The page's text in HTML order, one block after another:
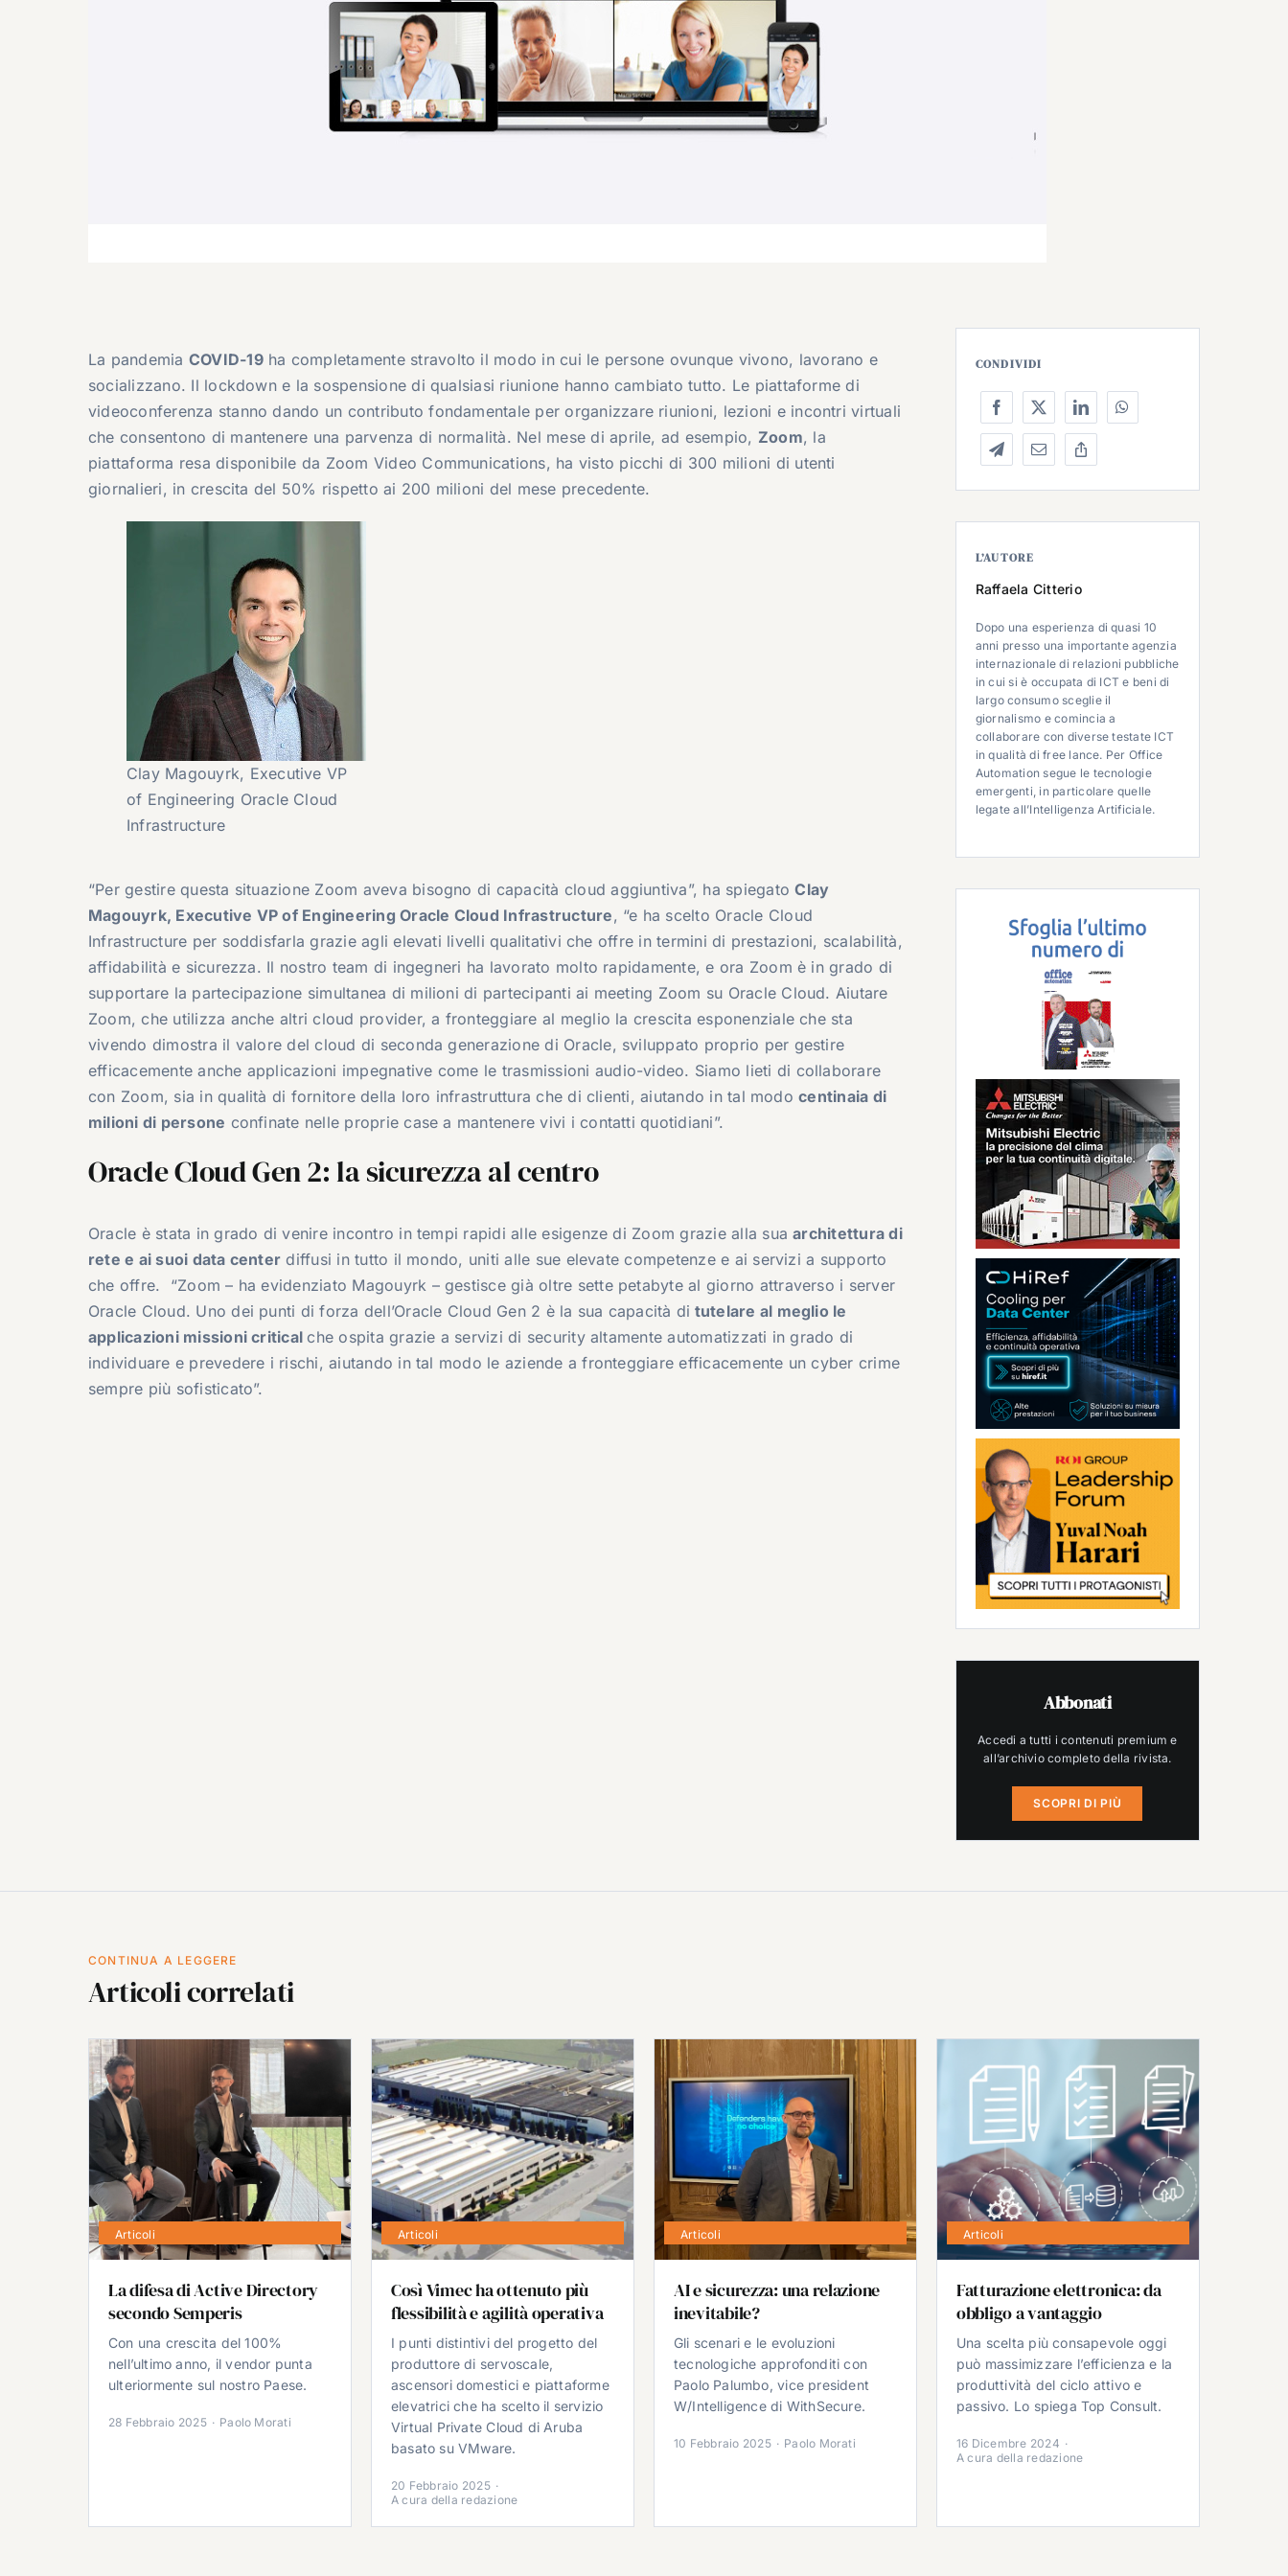
La pandemia COVID-19ha completamente stravolto il modo in cui le persone ovunque vivono, lavorano e
socializzano. Il lockdown e la sospensione di qualsiasi riunione hanno cambiato tutto. Le piattaforme di
videoconferenza stanno dando un contributo fondamentale per organizzare riunioni, lezioni e incontri virtuali
che consentono di mantenere una parvenza di normalità. Nel mese di aprile, ad esempio, Zoom, la
piattaforma resa disponibile da Zoom Video Communications, ha visto picchi di 300 milioni di utenti
giornalieri, in crescita del 50% rispetto ai 200 milioni del mese precedente.
Clay Magouyrk, Executive VP
of Engineering Oracle Cloud
Infrastructure
“Per gestire questa situazione Zoom aveva bisogno di capacità cloud aggiuntiva”, ha spiegatoClay
Magouyrk, Executive VP of Engineering Oracle Cloud Infrastructure, “e ha scelto Oracle Cloud
Infrastructure per soddisfarla grazie agli elevati livelli qualitativi che offre in termini di prestazioni, scalabilità,
affidabilità e sicurezza. Il nostro team di ingegneri ha lavorato molto rapidamente, e ora Zoom è in grado di
supportare la partecipazione simultanea di milioni di partecipanti ai meeting Zoom su Oracle Cloud. Aiutare
Zoom, che utilizza anche altri cloud provider, a fronteggiare al meglio la crescita esponenziale che sta
vivendo dimostra il valore del cloud di seconda generazione di Oracle, sviluppato proprio per gestire
efficacemente anche applicazioni impegnative come le trasmissioni audio-video. Siamo lieti di collaborare
con Zoom, sia in qualità di fornitore della loro infrastruttura che di clienti, aiutando in tal modocentinaia di
milioni di persone confinate nelle proprie case a mantenere vivi i contatti quotidiani”.
Oracle Cloud Gen 2: la sicurezza al centro
Oracle è stata in grado di venire incontro in tempi rapidi alle esigenze di Zoom grazie alla suaarchitettura di
rete e ai suoi data center diffusi in tutto il mondo, uniti alle sue elevate competenze e ai servizi a supporto
che offre. “Zoom – ha evidenziato Magouyrk – gestisce già oltre sette petabyte al giorno attraverso i server
Oracle Cloud. Uno dei punti di forza dell’Oracle Cloud Gen 2 è la sua capacità di tutelare al meglio le
applicazioni missioni criticalche ospita grazie a servizi di security altamente automatizzati in grado di
individuare e prevedere i rischi, aiutando in tal modo le aziende a fronteggiare efficacemente un cyber crime
sempre più sofisticato”.
CONDIVIDI
L’AUTORE
Raffaela Citterio
Dopo una esperienza di quasi 10
anni presso una importante agenzia
internazionale di relazioni pubbliche
in cui si è occupata di ICT e beni di
largo consumo sceglie il
giornalismo e comincia a
collaborare con diverse testate ICT
in qualità di free lance. Per Office
Automation segue le tecnologie
emergenti, in particolare quelle
legate all’Intelligenza Artificiale.
Abbonati
Accedi a tutti i contenuti premium e
all’archivio completo della rivista.
SCOPRI DI PIÙ
CONTINUA A LEGGERE
Articoli correlati
Articoli
La difesa di Active Directory
secondo Semperis
Con una crescita del 100%
nell’ultimo anno, il vendor punta
ulteriormente sul nostro Paese.
28 Febbraio 2025 · Paolo Morati
Articoli
Così Vimec ha ottenuto più
flessibilità e agilità operativa
I punti distintivi del progetto del
produttore di servoscale,
ascensori domestici e piattaforme
elevatrici che ha scelto il servizio
Virtual Private Cloud di Aruba
basato su VMware.
20 Febbraio 2025 ·
A cura della redazione
Articoli
AI e sicurezza: una relazione
inevitabile?
Gli scenari e le evoluzioni
tecnologiche approfonditi con
Paolo Palumbo, vice president
W/Intelligence di WithSecure.
10 Febbraio 2025 · Paolo Morati
Articoli
Fatturazione elettronica: da
obbligo a vantaggio
Una scelta più consapevole oggi
può massimizzare l’efficienza e la
produttività del ciclo attivo e
passivo. Lo spiega Top Consult.
16 Dicembre 2024 ·
A cura della redazione